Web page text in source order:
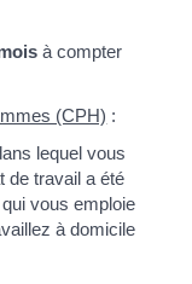
à compter
(CPH) :
lequel vous
de travail a été
vous emploie
à domicile